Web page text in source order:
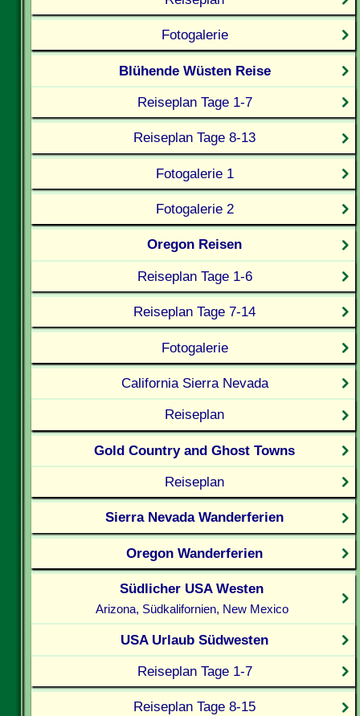
Fotogalerie
Blühende Wüsten Reise
Reiseplan Tage 1-7
Reiseplan Tage 8-13
Fotogalerie 1
Fotogalerie 2
Oregon Reisen
Reiseplan Tage 1-6
Reiseplan Tage 7-14
Fotogalerie
California Sierra Nevada
Reiseplan
Gold Country and Ghost Towns
Reiseplan
Sierra Nevada Wanderferien
Oregon Wanderferien
Südlicher USA Westen
Arizona, Südkalifornien, New Mexico
USA Urlaub Südwesten
Reiseplan Tage 1-7
Reiseplan Tage 8-15